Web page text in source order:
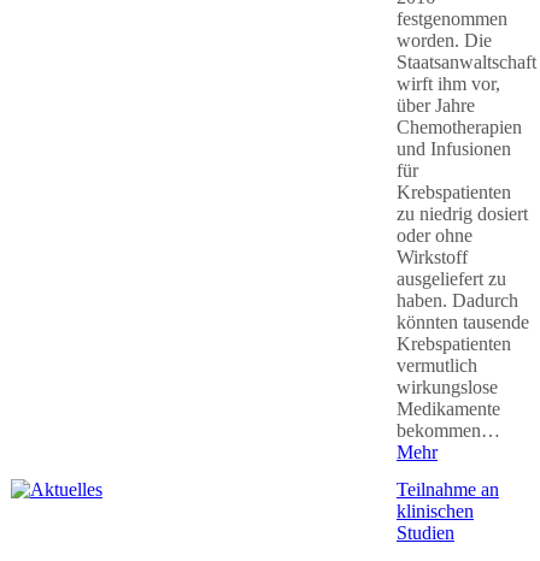
festgenommen
worden. Die
Staatsanwaltschaft
wirft ihm vor,
über Jahre
Chemotherapien
und Infusionen
für
Krebspatienten
zu niedrig dosiert
oder ohne
Wirkstoff
ausgeliefert zu
haben. Dadurch
könnten tausende
Krebspatienten
vermutlich
wirkungslose
Medikamente
bekommen…
Mehr
Teilnahme an
klinischen
Studien